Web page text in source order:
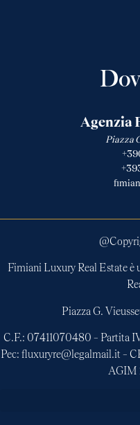
Agenzia
Piazza
Fimiani Luxury Real Estate
Piazza G.
C.F.: 07411070480 – Partita
Pec: fluxuryre@legalmail.it